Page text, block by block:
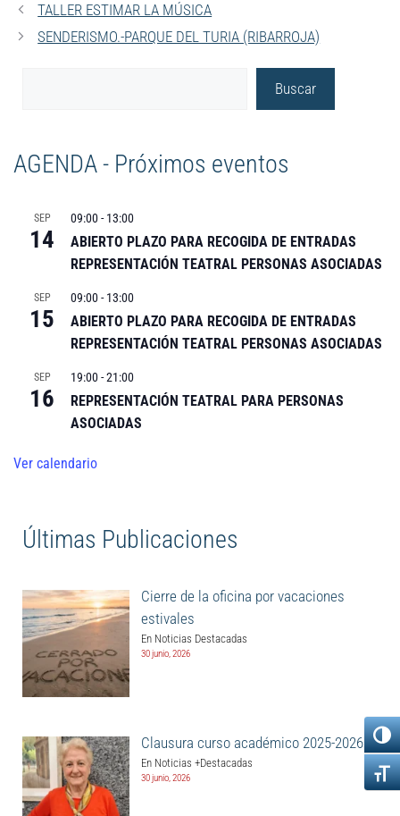
TALLER ESTIMAR LA MÚSICA
SENDERISMO.-PARQUE DEL TURIA (RIBARROJA)
Buscar
AGENDA - Próximos eventos
SEP
14
09:00-13:00
ABIERTO PLAZO PARA RECOGIDA DE ENTRADAS
REPRESENTACIÓN TEATRAL PERSONAS ASOCIADAS
SEP
15
09:00-13:00
ABIERTO PLAZO PARA RECOGIDA DE ENTRADAS
REPRESENTACIÓN TEATRAL PERSONAS ASOCIADAS
SEP
16
19:00-21:00
REPRESENTACIÓN TEATRAL PARA PERSONAS
ASOCIADAS
Ver calendario
Últimas Publicaciones
Cierre de la oficina por vacaciones
estivales
En Noticias Destacadas
30 junio, 2026
Clausura curso académico 2025-2026
En Noticias +Destacadas
30 junio, 2026